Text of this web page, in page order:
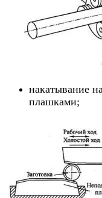
накатывание
плашками;